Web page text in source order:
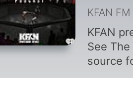
KFAN
KFAN
See
source
FAN!